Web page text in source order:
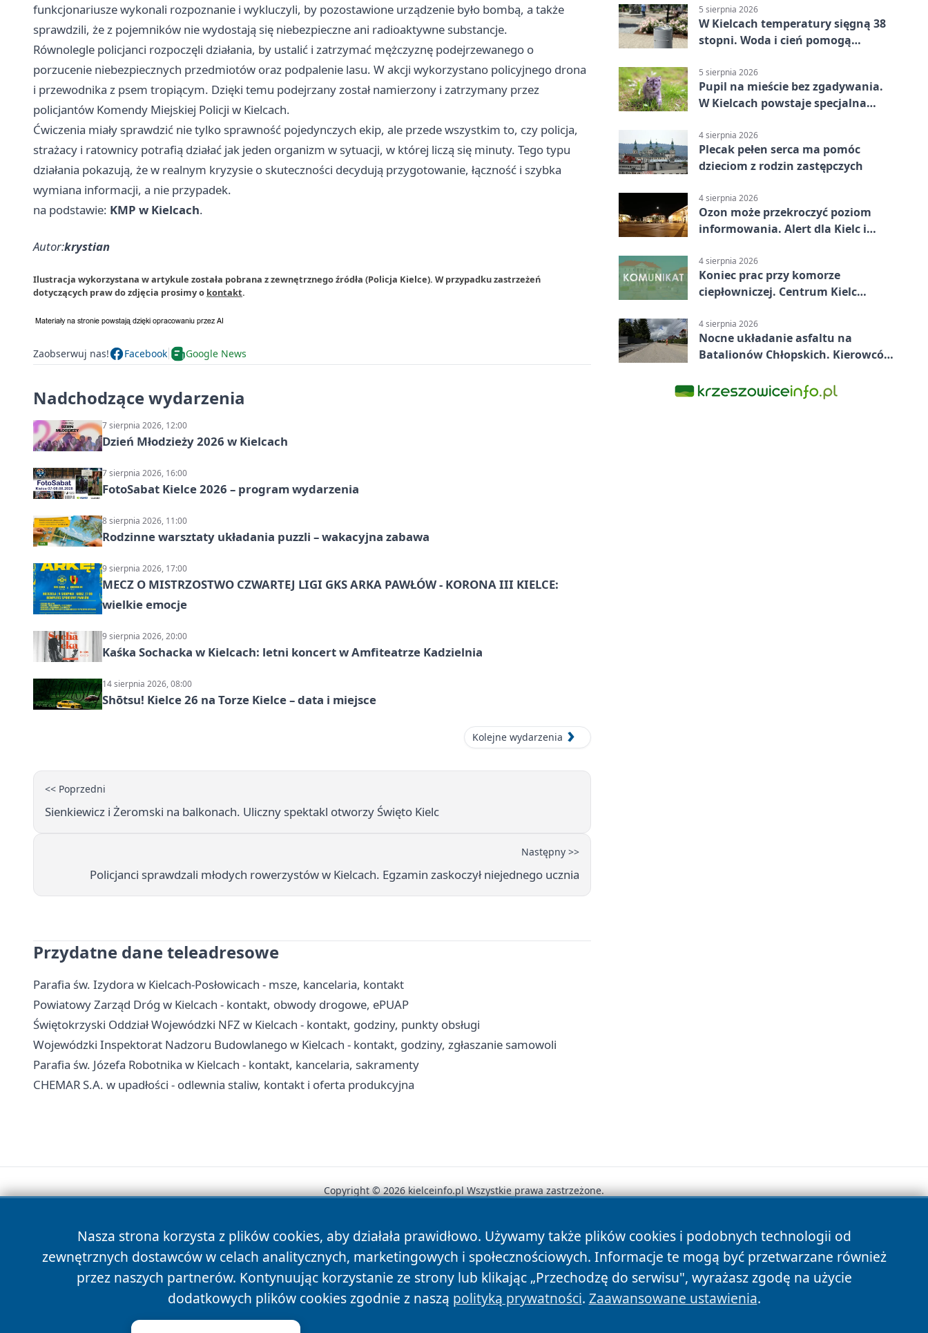
funkcjonariusze wykonali rozpoznanie i wykluczyli, by pozostawione urządzenie było bombą, a także
sprawdzili, że z pojemników nie wydostają się niebezpieczne ani radioaktywne substancje.
Równolegle policjanci rozpoczęli działania, by ustalić i zatrzymać mężczyznę podejrzewanego o
porzucenie niebezpiecznych przedmiotów oraz podpalenie lasu. W akcji wykorzystano policyjnego drona
i przewodnika z psem tropiącym. Dzięki temu podejrzany został namierzony i zatrzymany przez
policjantów Komendy Miejskiej Policji w Kielcach.
Ćwiczenia miały sprawdzić nie tylko sprawność pojedynczych ekip, ale przede wszystkim to, czy policja,
strażacy i ratownicy potrafią działać jak jeden organizm w sytuacji, w której liczą się minuty. Tego typu
działania pokazują, że w realnym kryzysie o skuteczności decydują przygotowanie, łączność i szybka
wymiana informacji, a nie przypadek.
na podstawie: KMP w Kielcach.
Autor:krystian
Ilustracja wykorzystana w artykule została pobrana z zewnętrznego źródła (Policja Kielce). W przypadku zastrzeżeń
dotyczących praw do zdjęcia prosimy o kontakt.
Zaobserwuj nas! Facebook Google News
Nadchodzące wydarzenia
7 sierpnia 2026, 12:00
Dzień Młodzieży 2026 w Kielcach
7 sierpnia 2026, 16:00
FotoSabat Kielce 2026 – program wydarzenia
8 sierpnia 2026, 11:00
Rodzinne warsztaty układania puzzli – wakacyjna zabawa
9 sierpnia 2026, 17:00
MECZ O MISTRZOSTWO CZWARTEJ LIGI GKS ARKA PAWŁÓW - KORONA III KIELCE:
wielkie emocje
9 sierpnia 2026, 20:00
Kaśka Sochacka w Kielcach: letni koncert w Amfiteatrze Kadzielnia
14 sierpnia 2026, 08:00
Shōtsu! Kielce 26 na Torze Kielce – data i miejsce
Kolejne wydarzenia
<< Poprzedni
Sienkiewicz i Żeromski na balkonach. Uliczny spektakl otworzy Święto Kielc
Następny >>
Policjanci sprawdzali młodych rowerzystów w Kielcach. Egzamin zaskoczył niejednego ucznia
Przydatne dane teleadresowe
Parafia św. Izydora w Kielcach-Posłowicach - msze, kancelaria, kontakt
Powiatowy Zarząd Dróg w Kielcach - kontakt, obwody drogowe, ePUAP
Świętokrzyski Oddział Wojewódzki NFZ w Kielcach - kontakt, godziny, punkty obsługi
Wojewódzki Inspektorat Nadzoru Budowlanego w Kielcach - kontakt, godziny, zgłaszanie samowoli
Parafia św. Józefa Robotnika w Kielcach - kontakt, kancelaria, sakramenty
CHEMAR S.A. w upadłości - odlewnia staliw, kontakt i oferta produkcyjna
5 sierpnia 2026
W Kielcach temperatury sięgną 38
stopni. Woda i cień pomogą
5 sierpnia 2026
Pupil na mieście bez zgadywania.
W Kielcach powstaje specjalna
4 sierpnia 2026
Plecak pełen serca ma pomóc
dzieciom z rodzin zastępczych
4 sierpnia 2026
Ozon może przekroczyć poziom
informowania. Alert dla Kielc i
4 sierpnia 2026
Koniec prac przy komorze
ciepłowniczej. Centrum Kielc
4 sierpnia 2026
Nocne układanie asfaltu na
Batalionów Chłopskich. Kierowców
Nasza strona korzysta z plików cookies, aby działała prawidłowo. Używamy także plików cookies i podobnych technologii od
zewnętrznych dostawców w celach analitycznych, marketingowych i społecznościowych. Informacje te mogą być przetwarzane również
przez naszych partnerów. Kontynuując korzystanie ze strony lub klikając „Przechodzę do serwisu", wyrażasz zgodę na użycie
dodatkowych plików cookies zgodnie z naszą polityką prywatności. Zaawansowane ustawienia.
Copyright © 2026 kielceinfo.pl Wszystkie prawa zastrzeżone.
News Autorzy Polityka Prywatności Polityka Cookies